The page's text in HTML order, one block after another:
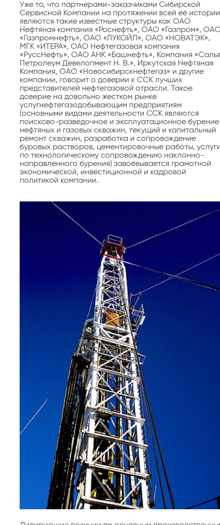
Уже то, что партнерами-заказчиками Сибирской
Сервисной Компании на протяжении всей её истории
являются такие известные структуры как ОАО
Нефтяная компания «Роснефть», ОАО «Газпром»,
«Газпромнефть», ОАО «ЛУКОЙЛ», ОАО «НОВАТЭК»,
МГК «ИТЕРА», ОАО Нефтегазовая компания
«РуссНефть», ОАО АНК «Башнефть», Компания
Петролеум Девелопмент Н. В.», Иркутская Нефтяная
Компания, ОАО «Новосибирскнефтегаз» и другие
компании, говорит о доверии к ССК лучших
представителей нефтегазовой отрасли. Такое
доверие на довольно жестком рынке
услугнефтегазодобывающим предприятиям
(основными видами деятельности ССК являются
поисково-разведочное и эксплуатационное бурение
нефтяных и газовых скважин, текущий и капитальный
ремонт скважин, разработка и сопровождение
буровых растворов, цементировочные работы,
по технологическому сопровождению наклонно-
направленного бурения) завоёвывается грамотной
экономической, инвестиционной и кадровой
политикой компании.